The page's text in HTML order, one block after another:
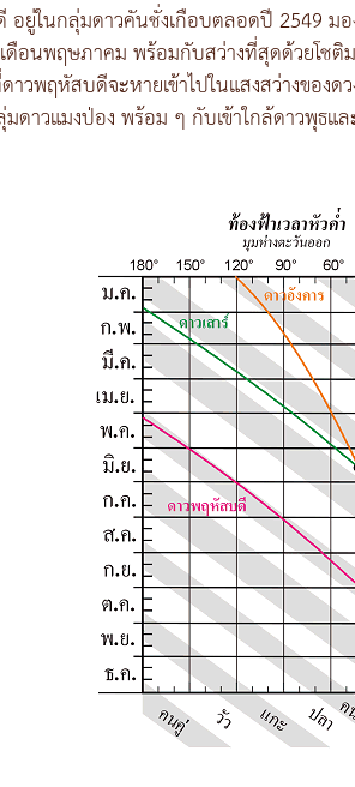
ยู่ในกลุ่มดาวคันชั่งเกือบตลอดปี 2549 มอ
อนพฤษภาคม พร้อมกับสว่างที่สุดด้วยโชติ
วพฤหัสบดีจะหายเข้าไปในแสงสว่างขอ
ดาวแมงป่อง พร้อม ๆ กับเข้าใกล้ดาวพุธแล